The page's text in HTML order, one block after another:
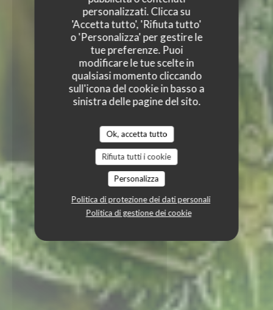
personalizzati. Clicca su
'Accetta tutto', 'Rifiuta tutto'
o 'Personalizza' per gestire le
tue preferenze. Puoi
modificare le tue scelte in
qualsiasi momento cliccando
sull'icona del cookie in basso a
sinistra delle pagine del sito.
Ok, accetta tutto
Rifiuta tutti i cookie
Personalizza
Politica di protezione dei dati personali
Politica di gestione dei cookie